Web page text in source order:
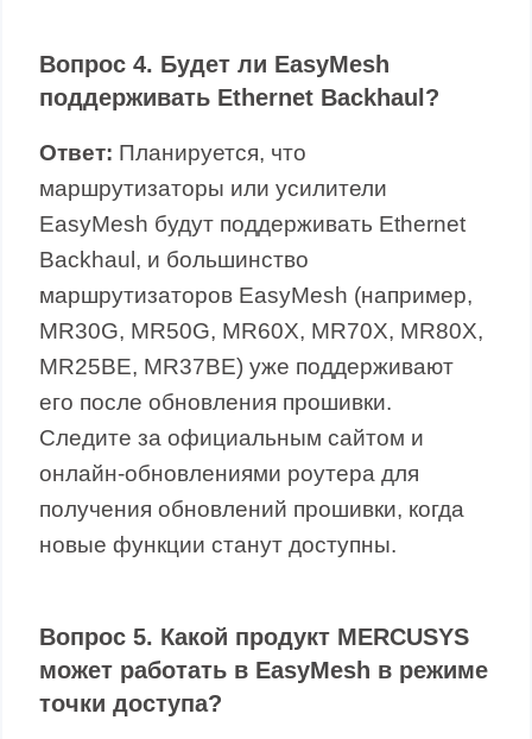
Вопрос 4. Будет ли EasyMesh
поддерживать Ethernet Backhaul?
Ответ: Планируется, что
маршрутизаторы или усилители
EasyMesh будут поддерживать Ethernet
Backhaul, и большинство
маршрутизаторов EasyMesh (например,
MR30G, MR50G, MR60X, MR70X, MR80X,
MR25BE, MR37BE) уже поддерживают
его после обновления прошивки.
Следите за официальным сайтом и
онлайн-обновлениями роутера для
получения обновлений прошивки, когда
новые функции станут доступны.
Вопрос 5. Какой продукт MERCUSYS
может работать в EasyMesh в режиме
точки доступа?